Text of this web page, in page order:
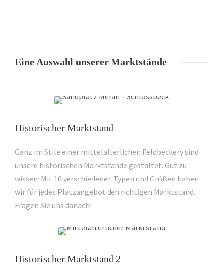
Eine Auswahl unserer Marktstände
Historischer Marktstand
Ganz im Stile einer mittelalterlichen Feldbeckery sind
unsere historischen Marktstände gestaltet. Gut zu
wissen: Mit 10 verschiedenen Typen und Größen haben
wir für jedes Platzangebot den richtigen Marktstand.
Fragen Sie uns danach!
Historischer Marktstand 2